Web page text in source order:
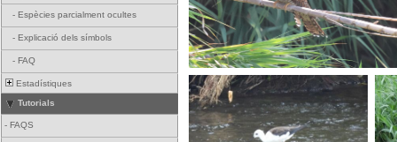
- Espècies parcialment ocultes
- Explicació dels símbols
- FAQ
Estadístiques
Tutorials
- FAQS